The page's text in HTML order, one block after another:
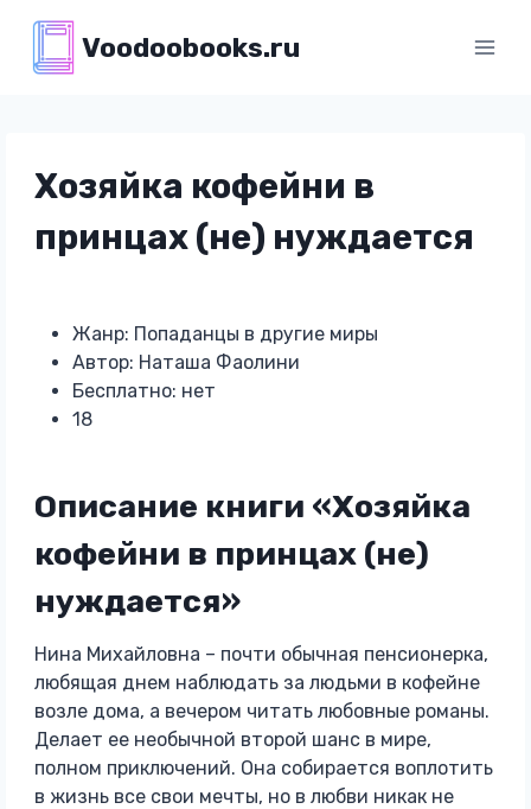
содержимому
Voodoobooks.ru
Хозяйка кофейни в
принцах (не) нуждается
Жанр: Попаданцы в другие миры
Автор: Наташа Фаолини
Бесплатно: нет
18
Описание книги «Хозяйка
кофейни в принцах (не)
нуждается»
Нина Михайловна – почти обычная пенсионерка,
любящая днем наблюдать за людьми в кофейне
возле дома, а вечером читать любовные романы.
Делает ее необычной второй шанс в мире,
полном приключений. Она собирается воплотить
в жизнь все свои мечты, но в любви никак не